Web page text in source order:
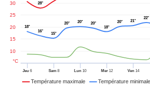
en
les
les
Température maximale Température minimale
Jeu 6 Sam8 Lun 10 Mer12 Ven14
10
15
20
25
30
°C
28°
18°
16°
15°
20° 20°
20°
18°
20° 21°
22°